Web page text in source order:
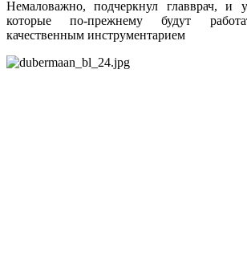
Немаловажно, подчеркнул главврач, и
которые по-прежнему будут
качественным инструментарием